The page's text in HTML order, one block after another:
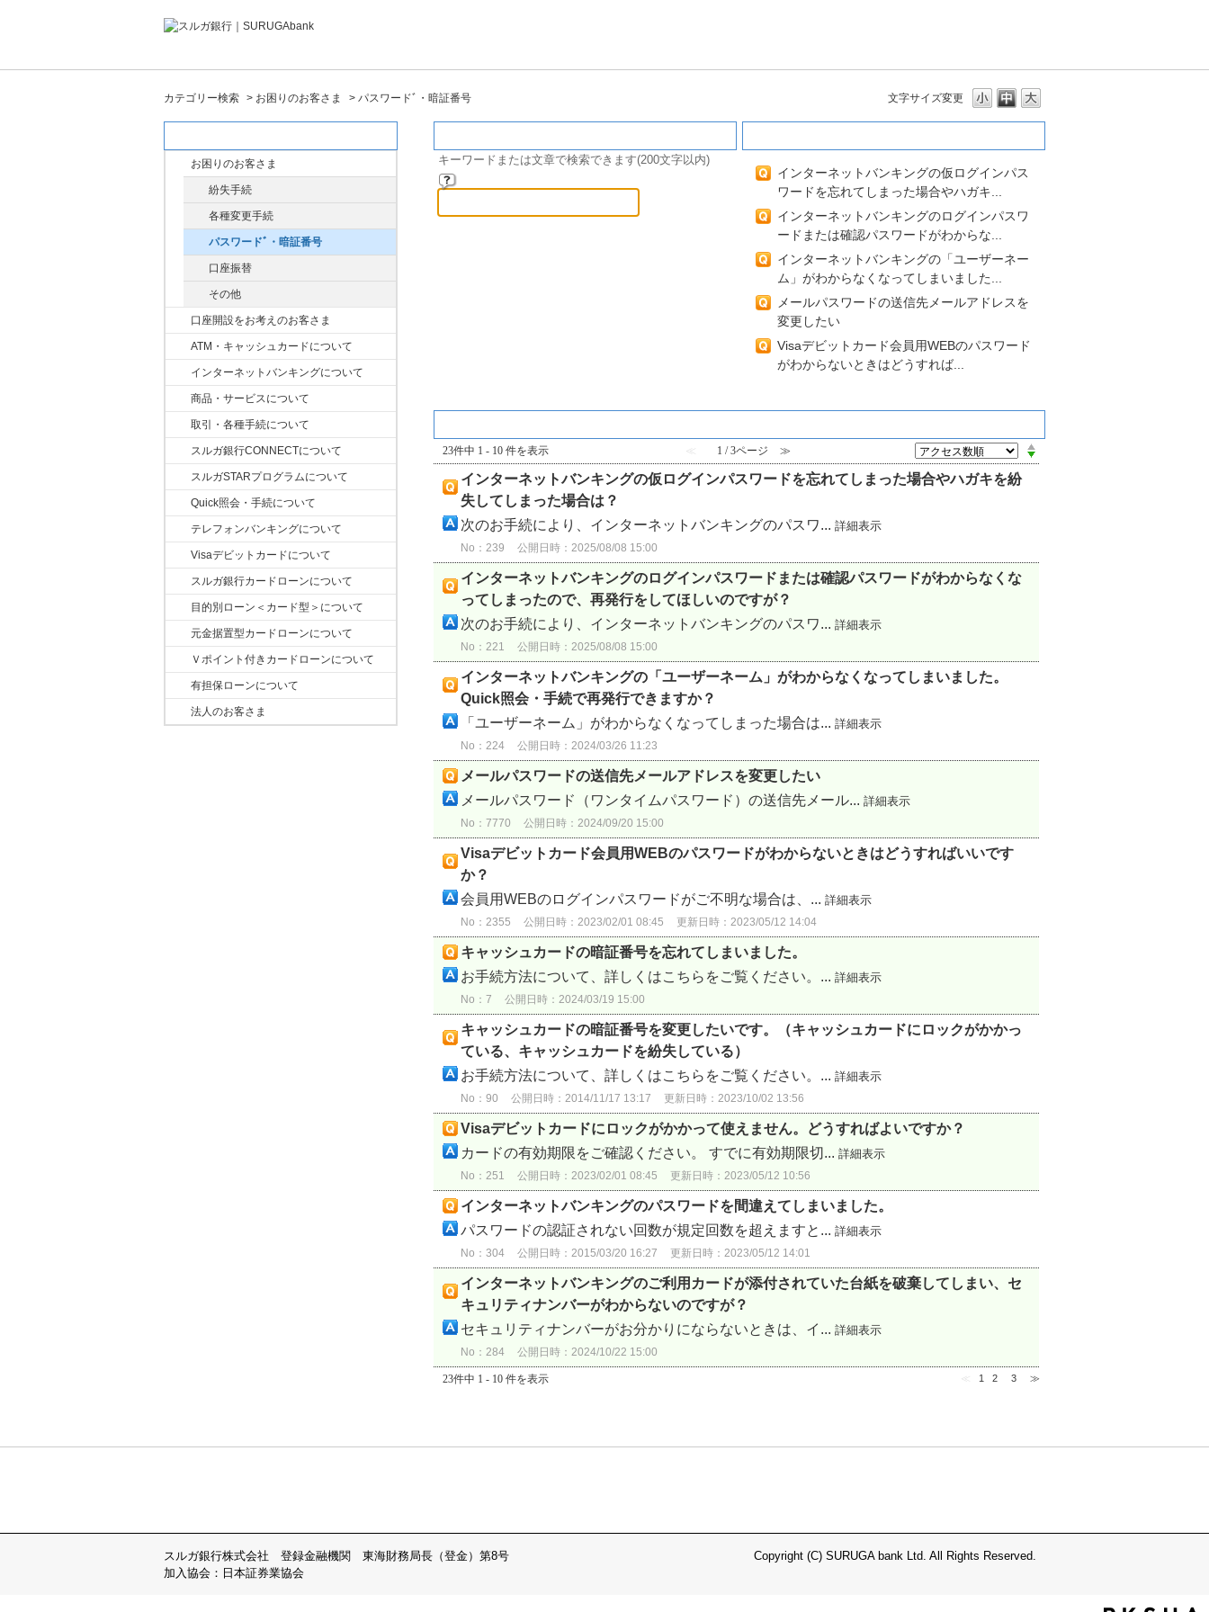
文字サイズ変更
カテゴリー検索 > お困りのお客さま > パスワードﾞ・暗証番号
お困りのお客さま
紛失手続
各種変更手続
パスワードﾞ・暗証番号
口座振替
その他
口座開設をお考えのお客さま
ATM・キャッシュカードについて
インターネットバンキングについて
商品・サービスについて
取引・各種手続について
スルガ銀行CONNECTについて
スルガSTARプログラムについて
Quick照会・手続について
テレフォンバンキングについて
Visaデビットカードについて
スルガ銀行カードローンについて
目的別ローン＜カード型＞について
元金据置型カードローンについて
Ｖポイント付きカードローンについて
有担保ローンについて
法人のお客さま
キーワードまたは文章で検索できます(200文字以内)
インターネットバンキングの仮ログインパス
ワードを忘れてしまった場合やハガキ...
インターネットバンキングのログインパスワ
ードまたは確認パスワードがわからな...
インターネットバンキングの「ユーザーネー
ム」がわからなくなってしまいました...
メールパスワードの送信先メールアドレスを
変更したい
Visaデビットカード会員用WEBのパスワード
がわからないときはどうすれば...
23件中 1 - 10 件を表示 ≪ 1 / 3ページ ≫
インターネットバンキングの仮ログインパスワードを忘れてしまった場合やハガキを紛
失してしまった場合は？
次のお手続により、インターネットバンキングのパスワ... 詳細表示
No：239 公開日時：2025/08/08 15:00
インターネットバンキングのログインパスワードまたは確認パスワードがわからなくな
ってしまったので、再発行をしてほしいのですが？
次のお手続により、インターネットバンキングのパスワ... 詳細表示
No：221 公開日時：2025/08/08 15:00
インターネットバンキングの「ユーザーネーム」がわからなくなってしまいました。
Quick照会・手続で再発行できますか？
「ユーザーネーム」がわからなくなってしまった場合は... 詳細表示
No：224 公開日時：2024/03/26 11:23
メールパスワードの送信先メールアドレスを変更したい
メールパスワード（ワンタイムパスワード）の送信先メール... 詳細表示
No：7770 公開日時：2024/09/20 15:00
Visaデビットカード会員用WEBのパスワードがわからないときはどうすればいいです
か？
会員用WEBのログインパスワードがご不明な場合は、... 詳細表示
No：2355 公開日時：2023/02/01 08:45 更新日時：2023/05/12 14:04
キャッシュカードの暗証番号を忘れてしまいました。
お手続方法について、詳しくはこちらをご覧ください。... 詳細表示
No：7 公開日時：2024/03/19 15:00
キャッシュカードの暗証番号を変更したいです。（キャッシュカードにロックがかかっ
ている、キャッシュカードを紛失している）
お手続方法について、詳しくはこちらをご覧ください。... 詳細表示
No：90 公開日時：2014/11/17 13:17 更新日時：2023/10/02 13:56
Visaデビットカードにロックがかかって使えません。どうすればよいですか？
カードの有効期限をご確認ください。 すでに有効期限切... 詳細表示
No：251 公開日時：2023/02/01 08:45 更新日時：2023/05/12 10:56
インターネットバンキングのパスワードを間違えてしまいました。
パスワードの認証されない回数が規定回数を超えますと... 詳細表示
No：304 公開日時：2015/03/20 16:27 更新日時：2023/05/12 14:01
インターネットバンキングのご利用カードが添付されていた台紙を破棄してしまい、セ
キュリティナンバーがわからないのですが？
セキュリティナンバーがお分かりにならないときは、イ... 詳細表示
No：284 公開日時：2024/10/22 15:00
23件中 1 - 10 件を表示 1 2 3 ≫
スルガ銀行株式会社 登録金融機関 東海財務局長（登金）第8号
加入協会：日本証券業協会
Copyright (C) SURUGA bank Ltd. All Rights Reserved.